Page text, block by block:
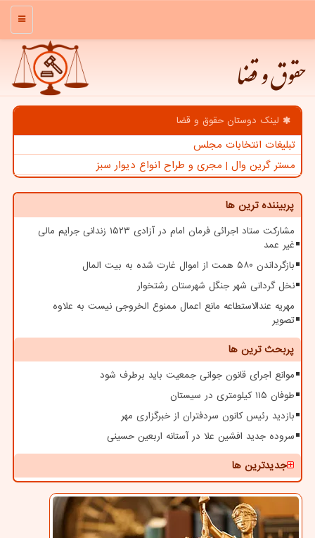
منو
حقوق و قضا
لینک دوستان حقوق و قضا
تبلیغات انتخابات مجلس
مستر گرین وال | مجری و طراح انواع دیوار سبز
پربیننده ترین ها
مشارکت ستاد اجرائی فرمان امام در آزادی ۱۵۲۳ زندانی جرایم مالی
غیر عمد
بازگرداندن ۵۸۰ همت از اموال غارت شده به بیت المال
نخل گردانی شهر جنگل شهرستان رشتخوار
مهریه عندالاستطاعه مانع اعمال ممنوع الخروجی نیست به علاوه
تصویر
پربحث ترین ها
موانع اجرای قانون جوانی جمعیت باید برطرف شود
طوفان ۱۱۵ کیلومتری در سیستان
بازدید رئیس کانون سردفتران از خبرگزاری مهر
سروده جدید افشین علا در آستانه اربعین حسینی
جدیدترین ها